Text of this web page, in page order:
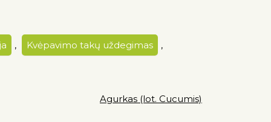
, Kvėpavimo takų uždegimas ,
Agurkas (lot. Cucumis)